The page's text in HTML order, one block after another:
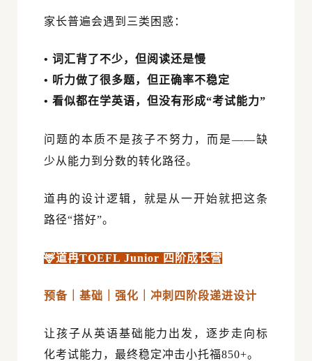
家长普遍会遇到三类困惑：
• 词汇背了不少，但阅读还是慢
• 听力做了很多题，但正确率不稳定
• 看似都在学英语，但没有形成“考试能力”
问题的本质不是孩子不努力，而是——缺
少从能力到分数的转化路径。
道冉的设计逻辑，就是从一开始就把这条
路径“搭好”。
🦌道冉TOEFL Junior 四阶成长营
预备｜基础｜强化｜冲刺 四阶段递进设计
让孩子从英语基础能力出发，逐步走向标
化考试能力，最终稳定冲击小托福850+。